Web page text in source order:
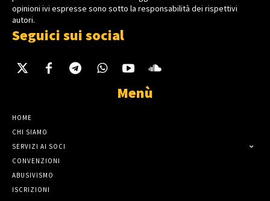
opinioni ivi espresse sono sotto la responsabilità dei rispettivi
autori.
Seguici sui social
Menù
HOME
CHI SIAMO
SERVIZI AI SOCI
CONVENZIONI
ABUSIVISMO
ISCRIZIONI